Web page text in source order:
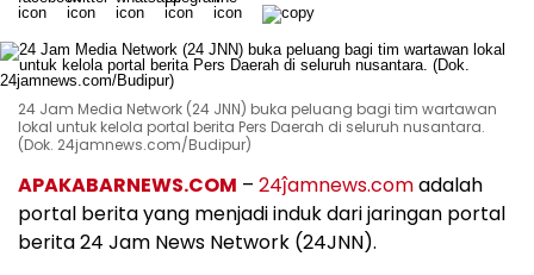
24 Jam Media Network (24 JNN) buka peluang bagi tim wartawan
lokal untuk kelola portal berita Pers Daerah di seluruh nusantara.
(Dok. 24jamnews.com/Budipur)
APAKABARNEWS.COM – 24ĵamnews.comadalah
portal berita yang menjadi induk dari jaringan portal
berita 24 Jam News Network (24JNN).